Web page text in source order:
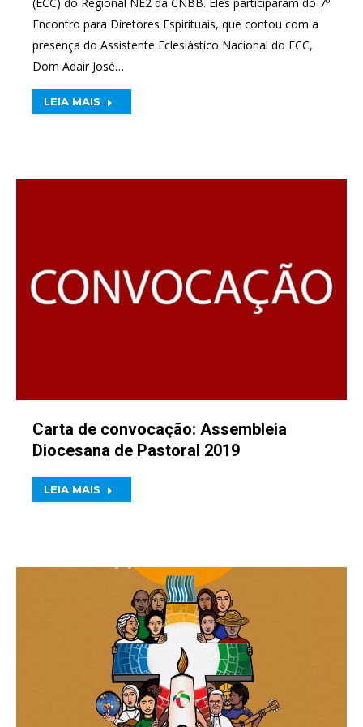
Encontro para Diretores Espirituais, que contou com a
presença do Assistente Eclesiástico Nacional do ECC,
Dom Adair José…
LEIA MAIS
Carta de convocação: Assembleia
Diocesana de Pastoral 2019
LEIA MAIS